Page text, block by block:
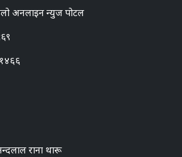
अनलाइन न्युज पोटल
१४६६
राना थारू